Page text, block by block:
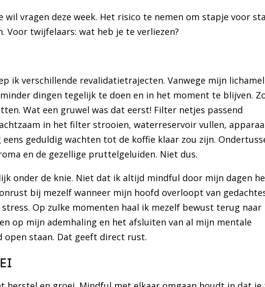
wil vragen deze week. Het risico te nemen om stapje voor
Voor twijfelaars: wat heb je te verliezen?
ik verschillende revalidatietrajecten. Vanwege mijn
dingen tegelijk te doen en in het moment te blijven.
Wat een gruwel was dat eerst! Filter netjes passend
in het filter strooien, waterreservoir vullen,
geduldig wachten tot de koffie klaar zou zijn.
en de gezellige pruttelgeluiden. Niet dus.
onder de knie. Niet dat ik altijd mindful door mijn dagen
bij mezelf wanneer mijn hoofd overloopt van
Op zulke momenten haal ik mezelf bewust terug naar
op mijn ademhaling en het afsluiten van al mijn mentale
open staan. Dat geeft direct rust.